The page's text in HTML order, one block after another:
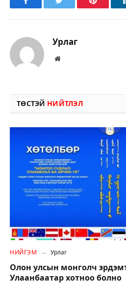
FacebookTwitter Pinterest
Урлаг
Вэбсайт
ТӨСТЭЙ НИЙТЛЭЛ
НИЙГЭМ Урлаг
Олон улсын монголч
Улаанбаатар хотноо болно